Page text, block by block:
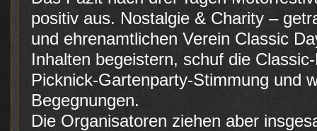
positiv aus. Nostalgie & Charity –
und ehrenamtlichen Verein Classic
Inhalten begeistern, schuf die
Picknick-Gartenparty-Stimmung und
Begegnungen.
Die Organisatoren ziehen aber